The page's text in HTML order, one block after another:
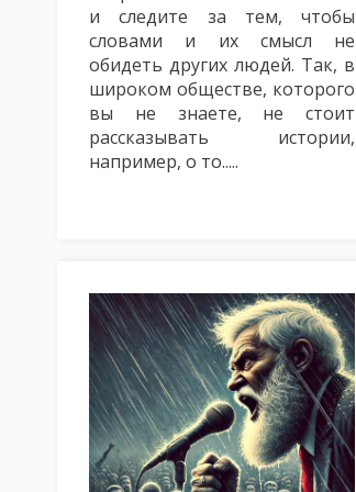
ТРАДИЦИОННЫЕ МЕТОДЫ ОБУЧЕНИЯ.
МЕТОД ЛЕКЦИЯ МЕТОД БЕСЕДА
НАГЛЯДНЫЕ МЕТОДЫ ОБУЧЕНИЯ: ПОКАЗ,
ПРАКТИЧЕСКИЕ МЕТОДЫ ОБУЧЕНИЯ:
МЕТОДЫ КОНТРОЛЯ И САМОКОНТРОЛЯ В
ИМИТАЦИОННЫЕ НЕ ИГРОВЫЕ МЕТОДЫ
МЕТОДИКА РЕШЕНИЯ СИТУАЦИОННЫХ
МОЗГОВАЯ АТАКА (БРЕЙНСТОРМИНГ)
ИНТЕЛЛЕКТУАЛЬНАЯ РАЗМИНКА,
КЛАССИФИКАЦИЯ ФОРМ ОРГАНИЗАЦИИ
и следите за тем, чтобы
словами и их смысл не
обидеть других людей. Так, в
широком обществе, которого
вы не знаете, не стоит
рассказывать истории,
например, о то.....